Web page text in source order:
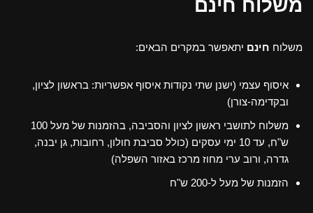
משלוח חינם
משלוח חינם יתאפשר במקרים הבאים:
איסוף עצמי (ישנן שתי נקודות איסוף אפשריות: בראשון לציון,
ובקדימה-צורן)
משלוח לתושבי ראשון לציון והסביבה, בהזמנות של מעל 100
ש"ח, עד 10 ימי עסקים (כולל סביבת חולון, רחובות, גן יבנה,
גדרה, ורוב ערי מחוז מרכז באזור השפלה)
הזמנות של מעל ל-200 ש"ח